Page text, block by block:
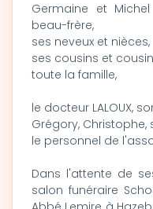
Germaine et
beau-frère,
ses neveux et nièces,
ses cousins et
toute la famille,
le docteur LALOUX,
Grégory, Christophe,
le personnel de
Dans l'attente de
salon funéraire